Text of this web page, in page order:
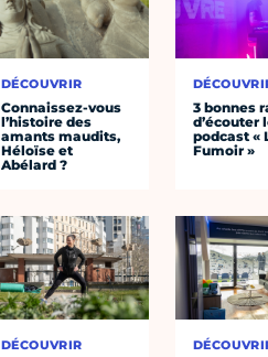
DÉCOUVRIR
Connaissez-vous
l’histoire des
amants maudits,
Héloïse et
Abélard ?
DÉCOUVRIR
3 bonnes
d’écouter
podcast «
Fumoir »